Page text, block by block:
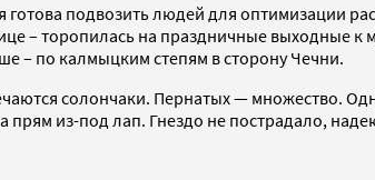
готова подвозить людей для оптимизации
– торопилась на праздничные выходные к
– по калмыцким степям в сторону Чечни.
солончаки. Пернатых — множество.
прям из-под лап. Гнездо не пострадало,